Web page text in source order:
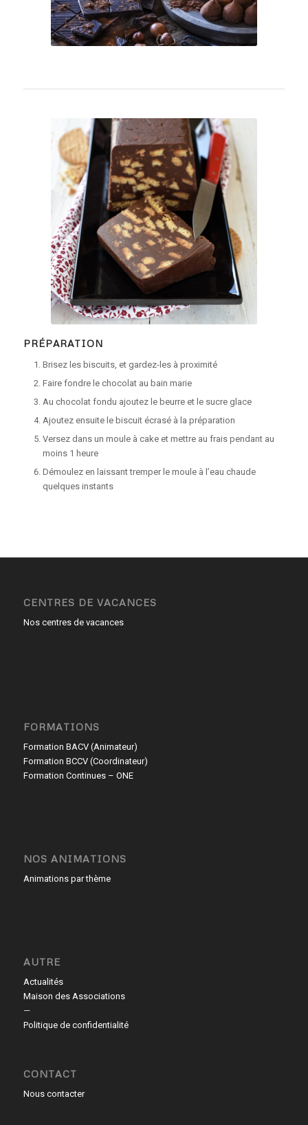
PRÉPARATION
Brisez les biscuits, et gardez-les à proximité
Faire fondre le chocolat au bain marie
Au chocolat fondu ajoutez le beurre et le sucre glace
Ajoutez ensuite le biscuit écrasé à la préparation
Versez dans un moule à cake et mettre au frais pendant au
moins 1 heure
Démoulez en laissant tremper le moule à l’eau chaude
quelques instants
CENTRES DE VACANCES
Nos centres de vacances
FORMATIONS
Formation BACV (Animateur)
Formation BCCV (Coordinateur)
Formation Continues – ONE
NOS ANIMATIONS
Animations par thème
AUTRE
Actualités
Maison des Associations
—
Politique de confidentialité
CONTACT
Nous contacter